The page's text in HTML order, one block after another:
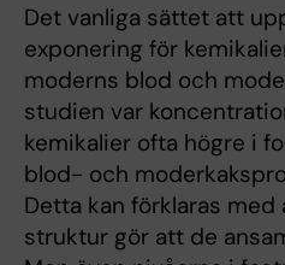
Det vanliga sättet att
exponering för
moderns blod och
studien var
kemikalier ofta högre i
blod- och
Detta kan förklaras
struktur gör att de